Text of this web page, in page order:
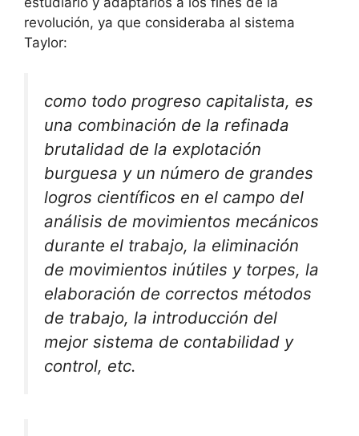
revolución, ya que consideraba al sistema
Taylor:
como todo progreso capitalista, es
una combinación de la refinada
brutalidad de la explotación
burguesa y un número de grandes
logros científicos en el campo del
análisis de movimientos mecánicos
durante el trabajo, la eliminación
de movimientos inútiles y torpes, la
elaboración de correctos métodos
de trabajo, la introducción del
mejor sistema de contabilidad y
control, etc.